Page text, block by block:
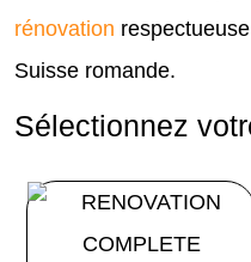
rénovation
Suisse romande.
Sélectionnez